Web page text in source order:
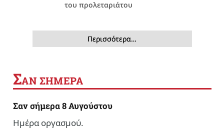
του προλεταριάτου
Περισσότερα…
ΣΑΝ ΣΗΜΕΡΑ
Σαν σήμερα 8 Αυγούστου
Ημέρα οργασμού.